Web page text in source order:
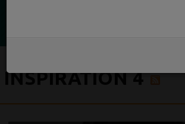
INSPIRATION 4